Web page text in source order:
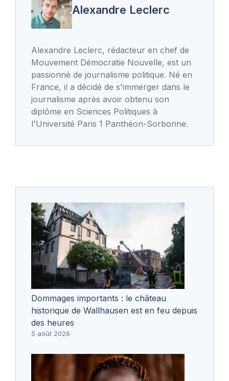
Alexandre Leclerc
Alexandre Leclerc, rédacteur en chef de
Mouvement Démocratie Nouvelle, est un
passionné de journalisme politique. Né en
France, il a décidé de s'immerger dans le
journalisme après avoir obtenu son
diplôme en Sciences Politiques à
l'Université Paris 1 Panthéon-Sorbonne.
Dommages importants : le château
historique de Wallhausen est en feu depuis
des heures
5 août 2026